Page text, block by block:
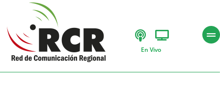
En Vivo